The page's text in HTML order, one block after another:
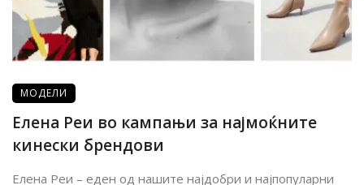
МОДЕЛИ
Елена Реи во кампањи за најмоќните
кинески брендови
Елена Реи – еден од нашите најдобри и најпопуларни